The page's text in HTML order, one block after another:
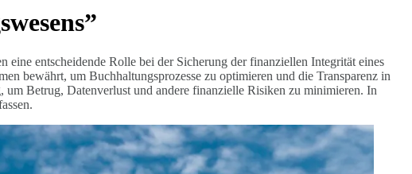
entscheidende Rolle bei der Sicherung der finanziellen Integrität eines
bewährt, um Buchhaltungsprozesse zu optimieren und die Transparenz in
Betrug, Datenverlust und andere finanzielle Risiken zu minimieren. In